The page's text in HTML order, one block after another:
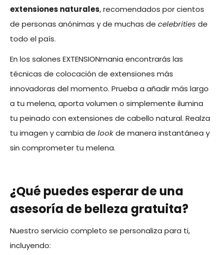
extensiones naturales, recomendados por cientos
de personas anónimas y de muchas de celebrities de
todo el país.
En los salones EXTENSIONmania encontrarás las
técnicas de colocación de extensiones más
innovadoras del momento. Prueba a añadir más largo
a tu melena, aporta volumen o simplemente ilumina
tu peinado con extensiones de cabello natural. Realza
tu imagen y cambia de lookde manera instantánea y
sin comprometer tu melena.
¿Qué puedes esperar de una
asesoría de belleza gratuita?
Nuestro servicio completo se personaliza para ti,
incluyendo: